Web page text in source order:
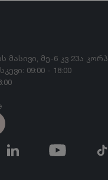
მასივი, მე-6 კვ 23ა კორპ
09:00 - 18:00